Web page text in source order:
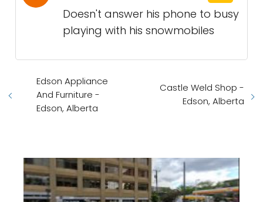
Doesn't answer his phone to busy
playing with his snowmobiles
Edson Appliance
And Furniture -
Edson, Alberta
Castle Weld Shop -
Edson, Alberta